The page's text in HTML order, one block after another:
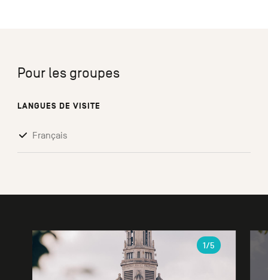
Pour les groupes
LANGUES DE VISITE
Français
Galerie
1/5